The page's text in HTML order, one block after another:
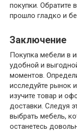
покупки. Обратите
прошло гладко и
Заключение
Покупка мебели в
удобной и
моментов.
исследуйте рынок
изучите товар и
доставки. Следуя
выбрать мебель,
останетесь